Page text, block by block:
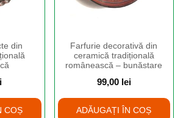
din
COȘ
Farfurie decorativă din
ceramică tradițională
românească – bunăstare
99,00 lei
ADĂUGAȚI ÎN COȘ